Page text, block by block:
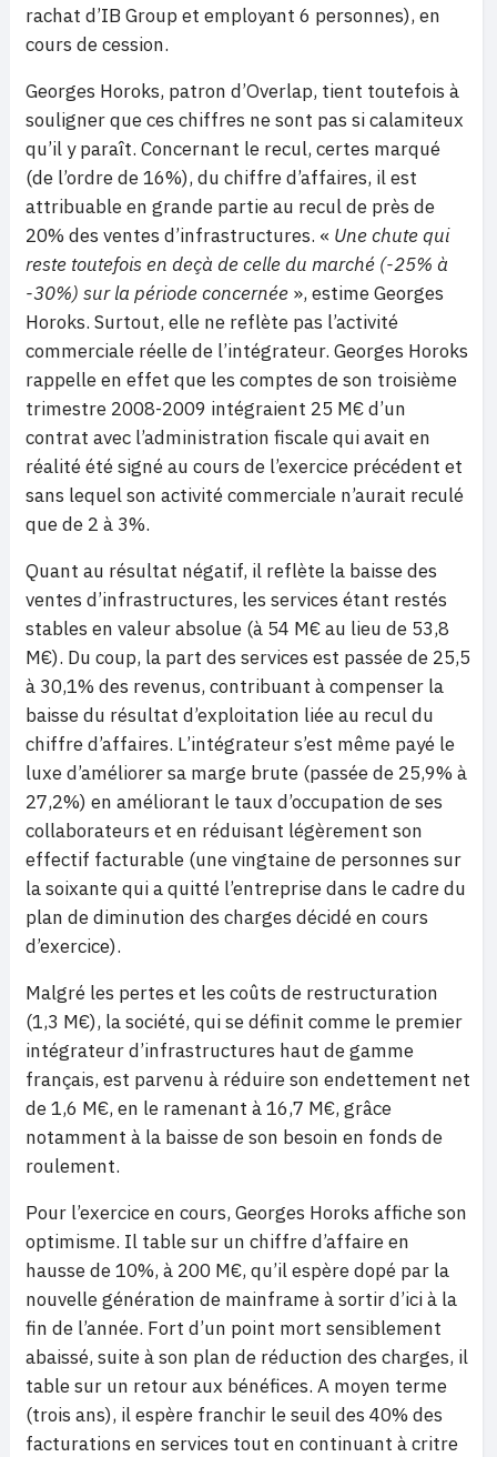
rachat d’IB Group et employant 6 personnes), en
cours de cession.
Georges Horoks, patron d’Overlap, tient toutefois à
souligner que ces chiffres ne sont pas si calamiteux
qu’il y paraît. Concernant le recul, certes marqué
(de l’ordre de 16%), du chiffre d’affaires, il est
attribuable en grande partie au recul de près de
20% des ventes d’infrastructures. « Une chute qui
reste toutefois en deçà de celle du marché (-25% à
-30%) sur la période concernée », estime Georges
Horoks. Surtout, elle ne reflète pas l’activité
commerciale réelle de l’intégrateur. Georges Horoks
rappelle en effet que les comptes de son troisième
trimestre 2008-2009 intégraient 25 M€ d’un
contrat avec l’administration fiscale qui avait en
réalité été signé au cours de l’exercice précédent et
sans lequel son activité commerciale n’aurait reculé
que de 2 à 3%.
Quant au résultat négatif, il reflète la baisse des
ventes d’infrastructures, les services étant restés
stables en valeur absolue (à 54 M€ au lieu de 53,8
M€). Du coup, la part des services est passée de 25,5
à 30,1% des revenus, contribuant à compenser la
baisse du résultat d’exploitation liée au recul du
chiffre d’affaires. L’intégrateur s’est même payé le
luxe d’améliorer sa marge brute (passée de 25,9% à
27,2%) en améliorant le taux d’occupation de ses
collaborateurs et en réduisant légèrement son
effectif facturable (une vingtaine de personnes sur
la soixante qui a quitté l’entreprise dans le cadre du
plan de diminution des charges décidé en cours
d’exercice).
Malgré les pertes et les coûts de restructuration
(1,3 M€), la société, qui se définit comme le premier
intégrateur d’infrastructures haut de gamme
français, est parvenu à réduire son endettement net
de 1,6 M€, en le ramenant à 16,7 M€, grâce
notamment à la baisse de son besoin en fonds de
roulement.
Pour l’exercice en cours, Georges Horoks affiche son
optimisme. Il table sur un chiffre d’affaire en
hausse de 10%, à 200 M€, qu’il espère dopé par la
nouvelle génération de mainframe à sortir d’ici à la
fin de l’année. Fort d’un point mort sensiblement
abaissé, suite à son plan de réduction des charges, il
table sur un retour aux bénéfices. A moyen terme
(trois ans), il espère franchir le seuil des 40% des
facturations en services tout en continuant à critre